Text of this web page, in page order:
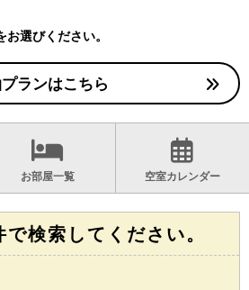
選びください。
ランはこちら
お部屋一覧 空室カレンダー
検索してください。